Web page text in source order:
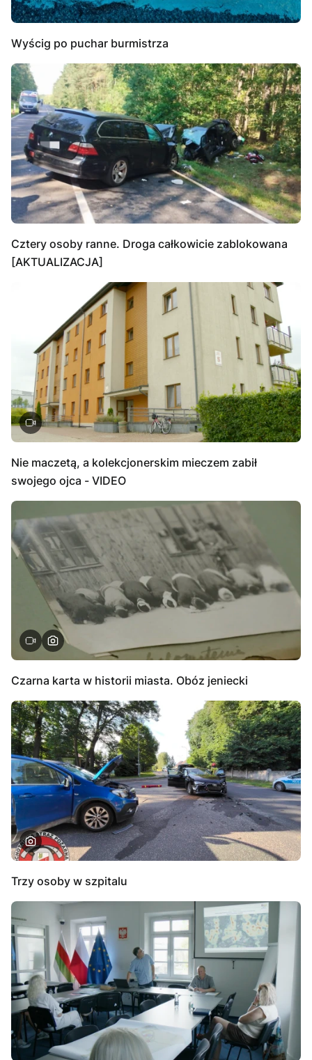
Wyścig po puchar burmistrza
Cztery osoby ranne. Droga całkowicie zablokowana
[AKTUALIZACJA]
Nie maczetą, a kolekcjonerskim mieczem zabił
swojego ojca - VIDEO
Czarna karta w historii miasta. Obóz jeniecki
Trzy osoby w szpitalu